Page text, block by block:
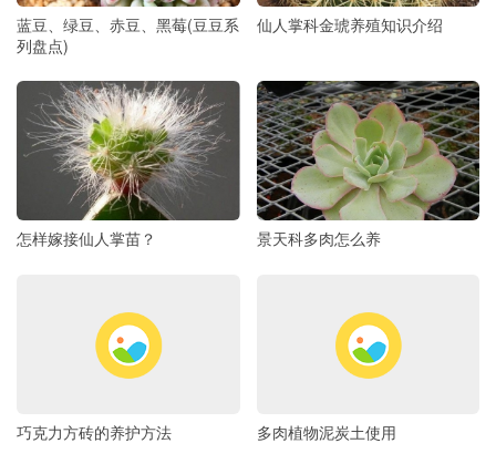
蓝豆、绿豆、赤豆、黑莓(豆豆系
列盘点)
仙人掌科金琥养殖知识介绍
怎样嫁接仙人掌苗？ 景天科多肉怎么养
巧克力方砖的养护方法 多肉植物泥炭土使用